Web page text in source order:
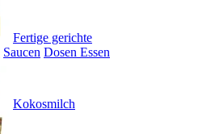
Fertige gerichte
Saucen Dosen Essen
Kokosmilch